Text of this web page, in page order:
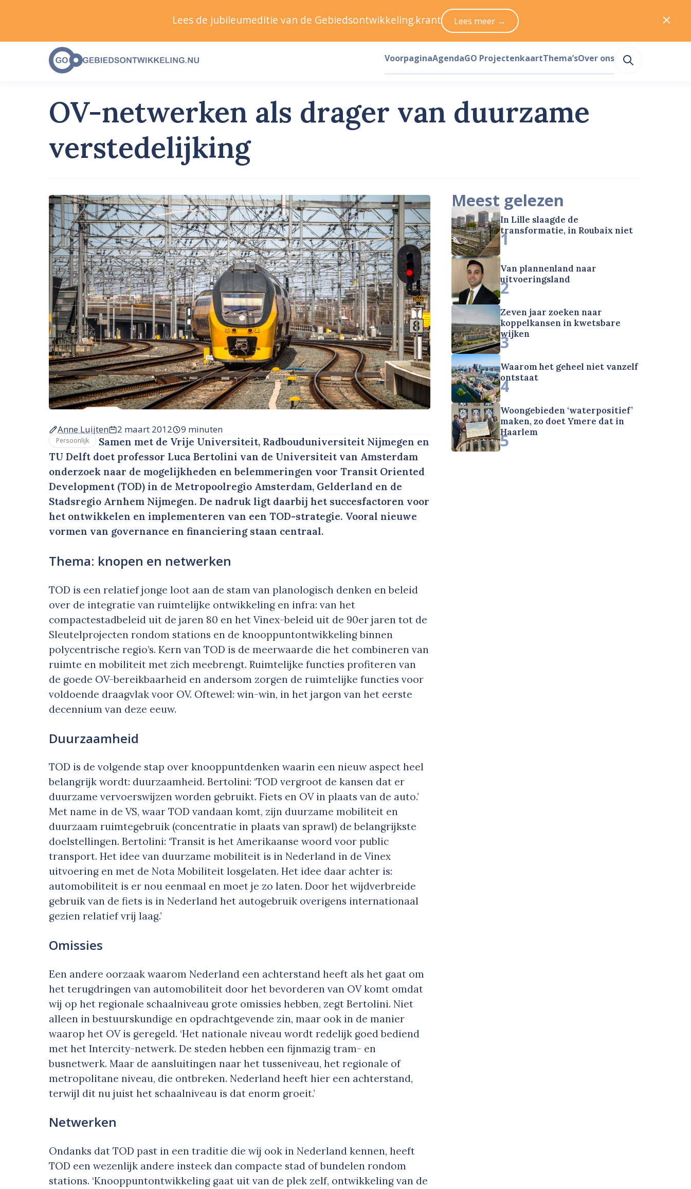
OV-netwerken als drager van duurzame
verstedelijking
Anne Luijten 2 maart 2012 9 minuten
Persoonlijk
Samen met de Vrije Universiteit, Radbouduniversiteit Nijmegen en
TU Delft doet professor Luca Bertolini van de Universiteit van Amsterdam
onderzoek naar de mogelijkheden en belemmeringen voor Transit Oriented
Development (TOD) in de Metropoolregio Amsterdam, Gelderland en de
Stadsregio Arnhem Nijmegen. De nadruk ligt daarbij het succesfactoren voor
het ontwikkelen en implementeren van een TOD-strategie. Vooral nieuwe
vormen van governance en financiering staan centraal.
Thema: knopen en netwerken
TOD is een relatief jonge loot aan de stam van planologisch denken en beleid
over de integratie van ruimtelijke ontwikkeling en infra: van het
compactestadbeleid uit de jaren 80 en het Vinex-beleid uit de 90er jaren tot de
Sleutelprojecten rondom stations en de knooppuntontwikkeling binnen
polycentrische regio’s. Kern van TOD is de meerwaarde die het combineren van
ruimte en mobiliteit met zich meebrengt. Ruimtelijke functies profiteren van
de goede OV-bereikbaarheid en andersom zorgen de ruimtelijke functies voor
voldoende draagvlak voor OV. Oftewel: win-win, in het jargon van het eerste
decennium van deze eeuw.
Duurzaamheid
TOD is de volgende stap over knooppuntdenken waarin een nieuw aspect heel
belangrijk wordt: duurzaamheid. Bertolini: ‘TOD vergroot de kansen dat er
duurzame vervoerswijzen worden gebruikt. Fiets en OV in plaats van de auto.’
Met name in de VS, waar TOD vandaan komt, zijn duurzame mobiliteit en
duurzaam ruimtegebruik (concentratie in plaats van sprawl) de belangrijkste
doelstellingen. Bertolini: ‘Transit is het Amerikaanse woord voor public
transport. Het idee van duurzame mobiliteit is in Nederland in de Vinex
uitvoering en met de Nota Mobiliteit losgelaten. Het idee daar achter is:
automobiliteit is er nou eenmaal en moet je zo laten. Door het wijdverbreide
gebruik van de fiets is in Nederland het autogebruik overigens internationaal
gezien relatief vrij laag.’
Omissies
Een andere oorzaak waarom Nederland een achterstand heeft als het gaat om
het terugdringen van automobiliteit door het bevorderen van OV komt omdat
wij op het regionale schaalniveau grote omissies hebben, zegt Bertolini. Niet
alleen in bestuurskundige en opdrachtgevende zin, maar ook in de manier
waarop het OV is geregeld. ‘Het nationale niveau wordt redelijk goed bediend
met het Intercity-netwerk. De steden hebben een fijnmazig tram- en
busnetwerk. Maar de aansluitingen naar het tusseniveau, het regionale of
metropolitane niveau, die ontbreken. Nederland heeft hier een achterstand,
terwijl dit nu juist het schaalniveau is dat enorm groeit.’
Netwerken
Ondanks dat TOD past in een traditie die wij ook in Nederland kennen, heeft
TOD een wezenlijk andere insteek dan compacte stad of bundelen rondom
stations. ‘Knooppuntontwikkeling gaat uit van de plek zelf, ontwikkeling van de
Meest gelezen
In Lille slaagde de
transformatie, in Roubaix niet
1
Van plannenland naar
uitvoeringsland
2
Zeven jaar zoeken naar
koppelkansen in kwetsbare
wijken
3
Waarom het geheel niet vanzelf
ontstaat
4
Woongebieden ‘waterpositief’
maken, zo doet Ymere dat in
Haarlem
5
Lees de jubileumeditie van de Gebiedsontwikkeling.krant Lees meer →
VoorpaginaAgendaGO ProjectenkaartThema’sOver ons